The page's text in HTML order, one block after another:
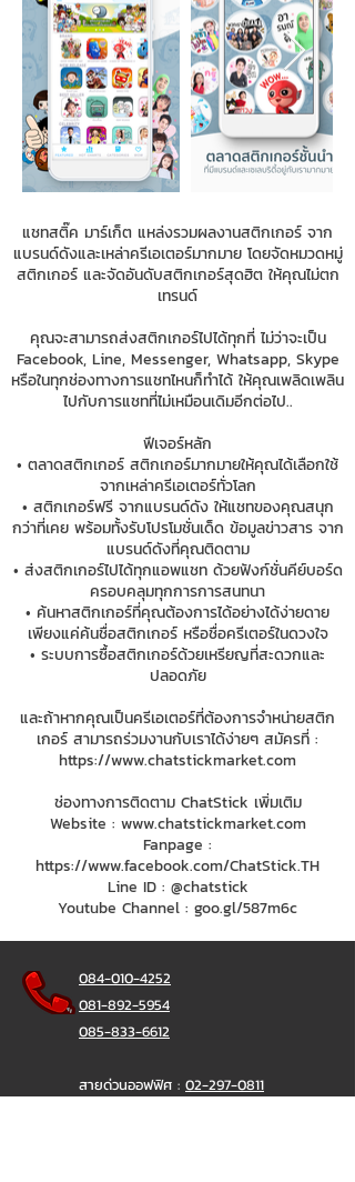
แชทสติ๊ค มาร์เก็ต แหล่งรวมผลงานสติกเกอร์ จาก
แบรนด์ดังและเหล่าครีเอเตอร์มากมาย โดยจัดหมวดหมู่
สติกเกอร์ และจัดอันดับสติกเกอร์สุดฮิต ให้คุณไม่ตก
เทรนด์
คุณจะสามารถส่งสติกเกอร์ไปได้ทุกที่ ไม่ว่าจะเป็น
Facebook, Line, Messenger, Whatsapp, Skype
หรือในทุกช่องทางการแชทไหนก็ทำได้ ให้คุณเพลิดเพลิน
ไปกับการแชทที่ไม่เหมือนเดิมอีกต่อไป..
ฟีเจอร์หลัก
• ตลาดสติกเกอร์ สติกเกอร์มากมายให้คุณได้เลือกใช้
จากเหล่าครีเอเตอร์ทั่วโลก
• สติกเกอร์ฟรี จากแบรนด์ดัง ให้แชทของคุณสนุก
กว่าที่เคย พร้อมทั้งรับโปรโมชั่นเด็ด ข้อมูลข่าวสาร จาก
แบรนด์ดังที่คุณติดตาม
• ส่งสติกเกอร์ไปได้ทุกแอพแชท ด้วยฟังก์ชั่นคีย์บอร์ด
ครอบคลุมทุกการการสนทนา
• ค้นหาสติกเกอร์ที่คุณต้องการได้อย่างได้ง่ายดาย
เพียงแค่ค้นชื่อสติกเกอร์ หรือชื่อครีเตอร์ในดวงใจ
• ระบบการซื้อสติกเกอร์ด้วยเหรียญที่สะดวกและ
ปลอดภัย
และถ้าหากคุณเป็นครีเอเตอร์ที่ต้องการจำหน่ายสติก
เกอร์ สามารถร่วมงานกับเราได้ง่ายๆ สมัครที่ :
https://www.chatstickmarket.com
ช่องทางการติดตาม ChatStick เพิ่มเติม
Website : www.chatstickmarket.com
Fanpage :
https://www.facebook.com/ChatStick.TH
Line ID : @chatstick
Youtube Channel : goo.gl/587m6c
084-010-4252
081-892-5954
085-833-6612
สายด่วนออฟฟิศ : 02-297-0811